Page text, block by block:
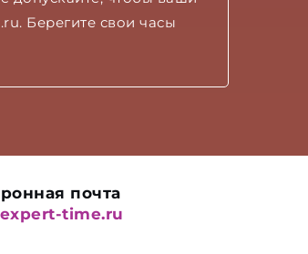
Берегите свои часы
почта
time.ru